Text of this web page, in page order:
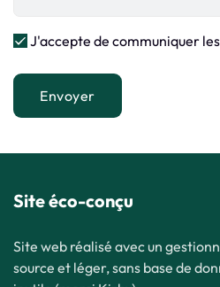
J'accepte de communiquer
Envoyer
Site éco-conçu
Site web réalisé avec un
source et léger, sans base de